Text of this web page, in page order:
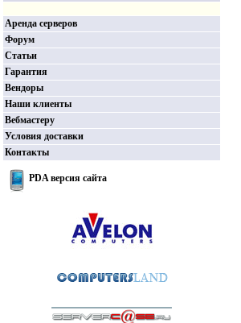
Аренда серверов
Форум
Статьи
Гарантия
Вендоры
Наши клиенты
Вебмастеру
Условия доставки
Контакты
PDA версия сайта